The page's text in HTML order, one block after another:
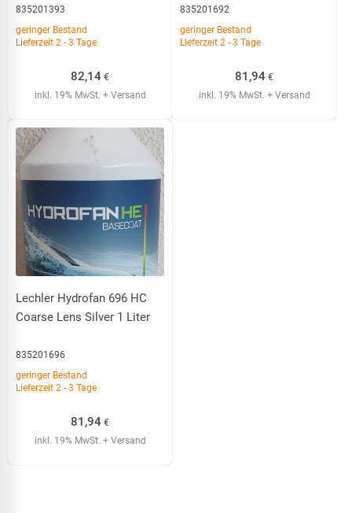
835201393
geringer Bestand
Lieferzeit 2 - 3 Tage
82,14 €
inkl. 19% MwSt. + Versand
835201692
geringer Bestand
Lieferzeit 2 - 3 Tage
81,94 €
inkl. 19% MwSt. + Versand
Lechler Hydrofan 696 HC
Coarse Lens Silver 1 Liter
835201696
geringer Bestand
Lieferzeit 2 - 3 Tage
81,94 €
inkl. 19% MwSt. + Versand